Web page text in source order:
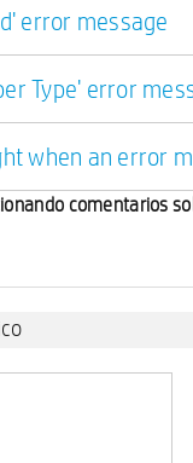
error message
Type' error
when an error
comentarios